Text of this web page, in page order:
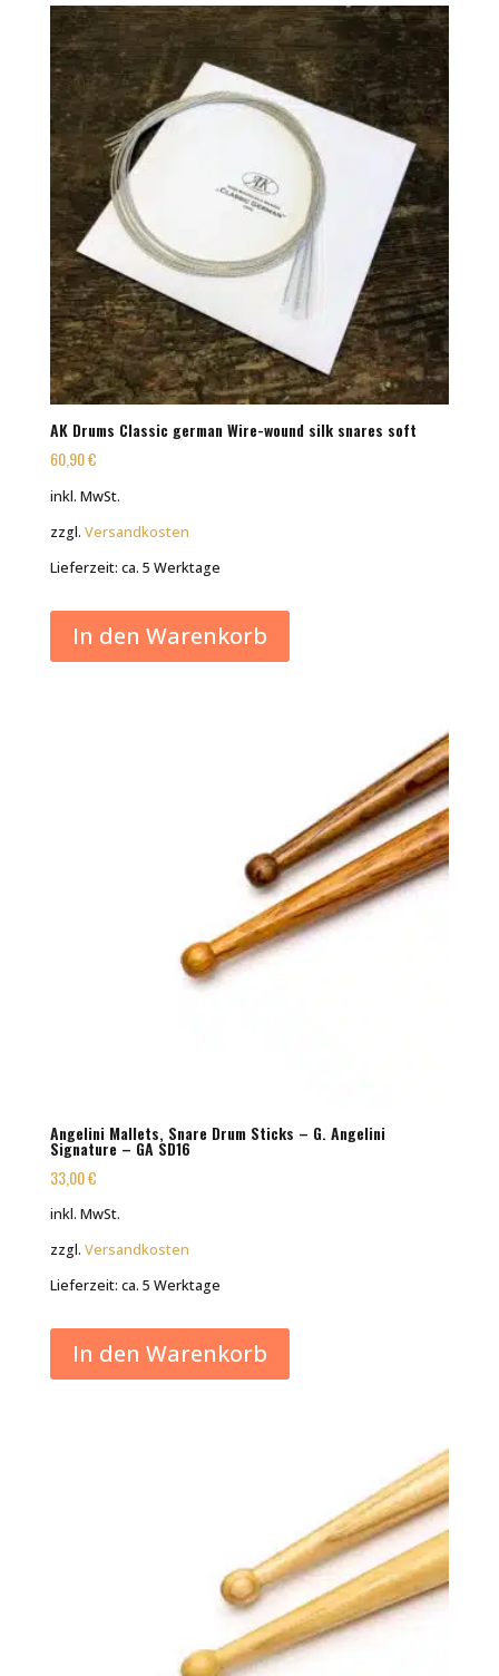
AK Drums Classic german Wire-wound silk snares soft
60,90€
inkl. MwSt.
zzgl. Versandkosten
Lieferzeit: ca. 5 Werktage
In den Warenkorb
Angelini Mallets, Snare Drum Sticks – G. Angelini
Signature – GA SD16
33,00€
inkl. MwSt.
zzgl. Versandkosten
Lieferzeit: ca. 5 Werktage
In den Warenkorb